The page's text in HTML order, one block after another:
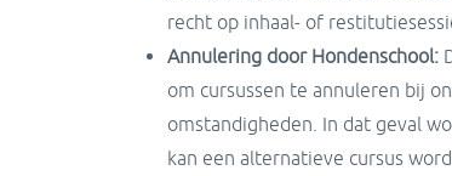
recht op inhaal- of
Annulering door Hondenschool:
om cursussen te annuleren bij
omstandigheden. In dat geval
kan een alternatieve cursus